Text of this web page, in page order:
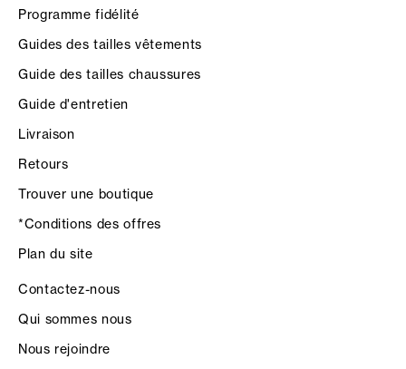
Programme fidélité
Guides des tailles vêtements
Guide des tailles chaussures
Guide d'entretien
Livraison
Retours
Trouver une boutique
*Conditions des offres
Plan du site
Contactez-nous
Qui sommes nous
Nous rejoindre